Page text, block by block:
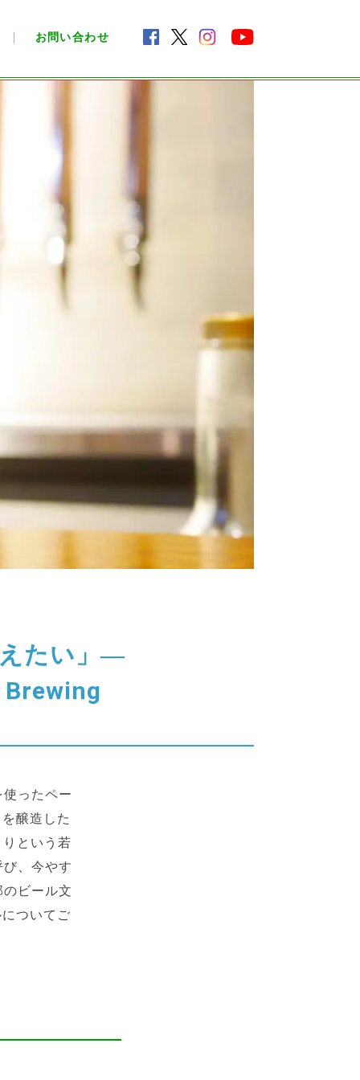
お問い合わせ
えたい」―
Brewing
ったペー
を醸造した
という若
、今やす
ビール文
ついてご